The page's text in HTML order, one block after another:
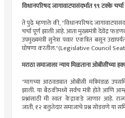
विधानपरिषद जागावाटपासंदर्भात ९९ टक्के चर्चा
ते पुढे म्हणाले की, "विधानपरिषद
चर्चा पूर्ण झाली आहे. आता मुख्यमंत्री देवेंद्र
उपमुख्यमंत्री सुनेत्रा पवार एकत्रित बसून
घोषणा करतील."(Legislative Council
मराठा समाजाला न्याय मिळताना ओबीसींच्या
"मागच्या आठवड्यात ओबीसी मंत्रिमंडळ
झाली. या बैठकीमध्ये सर्वच मंत्री होते आणि
प्रश्नांसाठी मी स्वतः केंद्राकडे जाणार आहे.
जाती, १२ बलुतेदार समाजाचे प्रश्न सोडवणे या